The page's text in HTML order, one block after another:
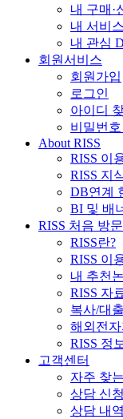
내 구매·
내 서비
내 관심
회원서비스
회원가입
로그인
아이디 찾
비밀번호
About RISS
RISS 이
RISS 지
DB연계
BI 및 배
RISS 처음 방
RISS란?
RISS 이
내 추천
RISS 자
복사/대
해외전
RISS 정
고객센터
자주 찾
상담 신청
상담 내